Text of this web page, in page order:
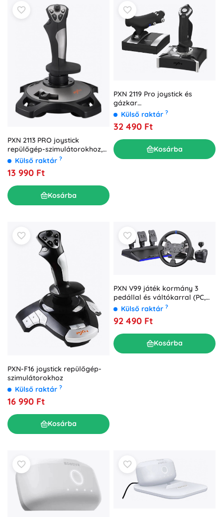
PXN 2113 PRO joystick
repülőgép-szimulátorokhoz,
vibrációval
Külső raktár ?
13 990 Ft
Kosárba
PXN 2119 Pro joystick és
gázkar
repülőszimulátorokhoz
Külső raktár ?
32 490 Ft
Kosárba
PXN-F16 joystick repülőgép-
szimulátorokhoz
Külső raktár ?
16 990 Ft
Kosárba
PXN V99 játék kormány 3
pedállal és váltókarral (PC,
PS3, PS4, Xbox One, Switch)
Külső raktár ?
92 490 Ft
Kosárba